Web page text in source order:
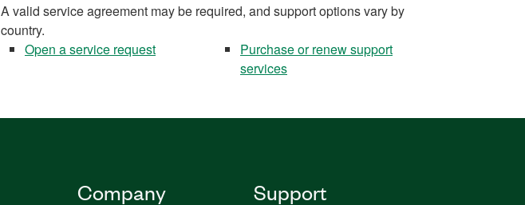
A valid service agreement may be required, and support options vary by
country.
Open a service request
Purchase or renew support
services
Company Support